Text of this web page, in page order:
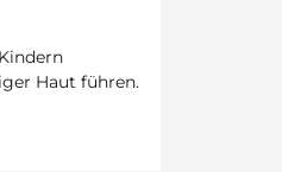
Haut führen.